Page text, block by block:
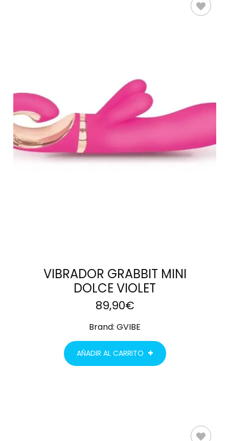
AÑADIR AL
CARRITO
VIBRADOR GRABBIT MINI
DOLCE VIOLET
89,90€
Brand: GVIBE
AÑADIR AL CARRITO